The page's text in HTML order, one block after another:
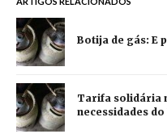
Botija de gás: E
Tarifa solidária
necessidades do